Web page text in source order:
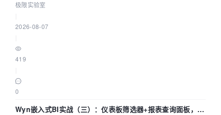
极限实验室
2026-08-07
419
0
Wyn嵌入式BI实战（三）：仪表板筛选器+报表查询面板，参